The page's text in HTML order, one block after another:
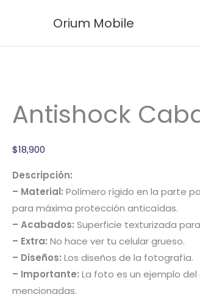
Orium Mobile
Antishock
$18,900
Descripción:
– Material: Polímero rígido en la parte
para máxima protección anticaídas.
– Acabados: Superficie texturizada
– Extra: No hace ver tu celular grueso.
– Diseños: Los diseños de la fotografía.
– Importante: La foto es un ejemplo
mencionadas.
Caballero
precio
precio